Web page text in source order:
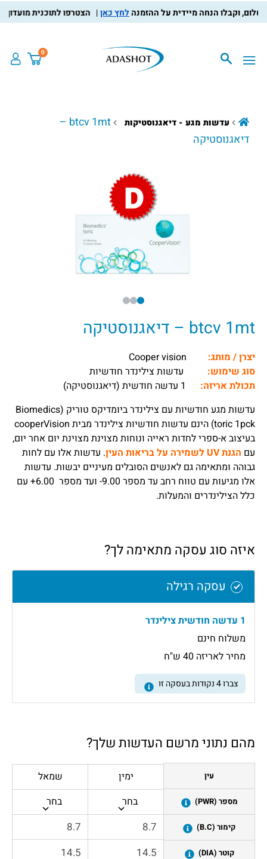
לחץ כאן הצטרפו לתוכנית מועדון
0
עדשות מגע - דיאגנוסטיקות
btcv 1mt –
דיאגנוסטיקה
btcv 1mt – דיאגנוסטיקה
יצרן / מותג:
סוג שימוש:
עדשות צילינדר חודשיות
תכולת אריזה:
עדשות מגע חודשיות עם צילינדר ביומדיקס טוריק (Biomedics
toric 1pck) הינם עדשות חודשיות צילינדר מבית cooperVision
בעיצוב א-ספרי לחדות ראייה ונוחות מצוינת מצוינת יום אחר יום,
עם הגנת UV לשמירה על בריאות העין
. עדשות אלו עם לחות
גבוהה ומתאימה גם לאנשים הסובלים מעיניים יבשות. עדשות
אלו מגיעות עם טווח רחב עד מספר 9.00- ועד מספר 6.00+ עם
כלל הצילינדרים והמעלות.
איזה סוג עסקה מתאימה לך?
עסקה רגילה
1 עדשה חודשית צילינדר
משלוח חינם
מחיר לאריזה 40 ש"ח
צברו4נקודות בעסקה זו
מהם נתוני מרשם העדשות שלך?
עין
מספר (PWR)
קימור (B.C)
קוטר (DIA)
ימין
בחר
שמאל
בחר